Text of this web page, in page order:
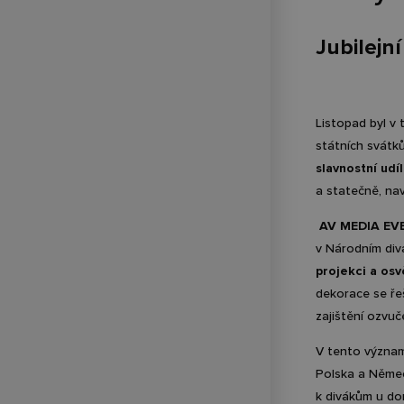
Listopad byl v
státních
slavnostní
a statečně,
AV MEDIA
v Národním
projekci a
dekorace se
zajištění
V tento
Polska a
k divákům u